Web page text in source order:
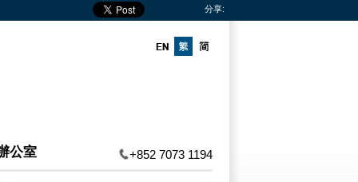
分享:
公室 +852 7073 1194